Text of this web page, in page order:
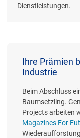
Dienstleistungen.
Ihre Prämien
Industrie
Beim Abschluss
Baumsetzling.
Projects arbeiten
Magazines For